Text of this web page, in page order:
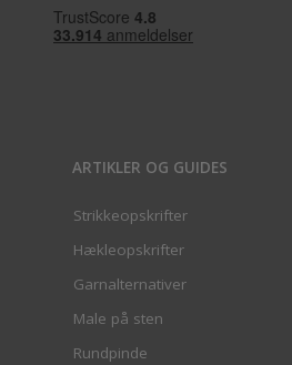
ARTIKLER OG GUIDES
Strikkeopskrifter
Hækleopskrifter
Garnalternativer
Male på sten
Rundpinde